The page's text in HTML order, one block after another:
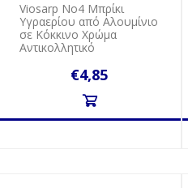
Viosarp Νο4 Μπρίκι
Υγραερίου από Αλουμίνιο
σε Κόκκινο Χρώμα
Αντικολλητικό
€4,85